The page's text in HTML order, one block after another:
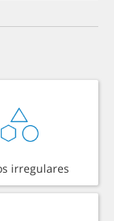
irregulares